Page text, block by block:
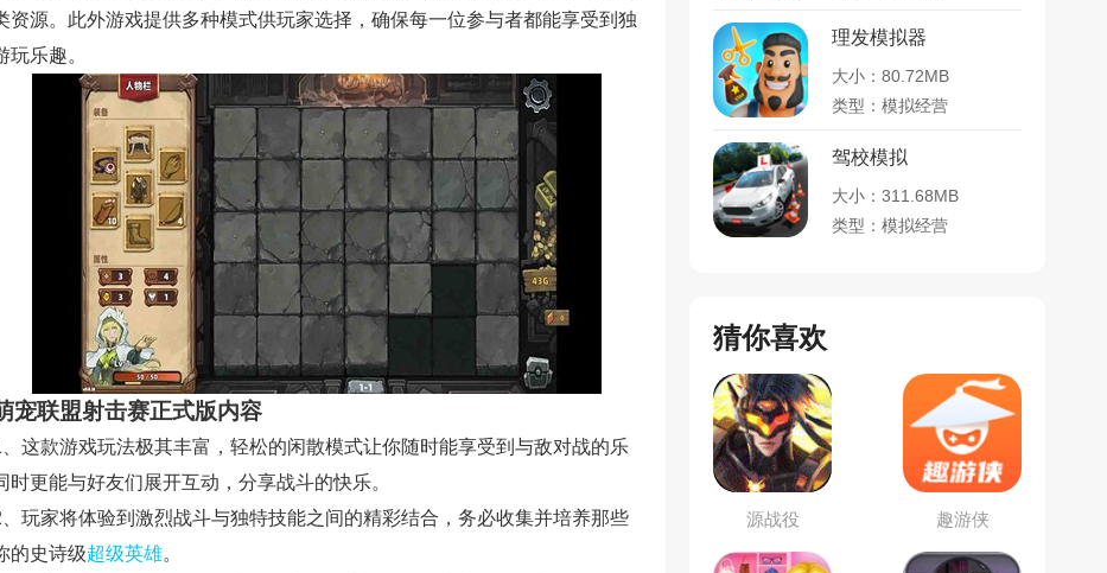
资源。此外游戏提供多种模式供玩家选择，确保每一位参与者都能享受到独
玩乐趣。
宠联盟射击赛正式版内容
、这款游戏玩法极其丰富，轻松的闲散模式让你随时能享受到与敌对战的乐
时更能与好友们展开互动，分享战斗的快乐。
、玩家将体验到激烈战斗与独特技能之间的精彩结合，务必收集并培养那些
的史诗级超级英雄。
理发模拟器
大小：80.72MB
类型：模拟经营
驾校模拟
大小：311.68MB
类型：模拟经营
猜你喜欢
源战役 趣游侠